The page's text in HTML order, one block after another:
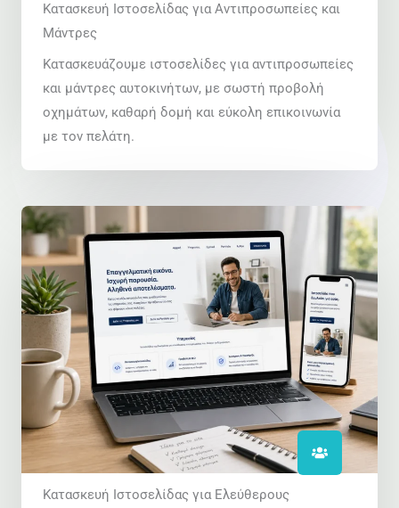
Κατασκευή Ιστοσελίδας για Αντιπροσωπείες και
Μάντρες
Κατασκευάζουμε ιστοσελίδες για αντιπροσωπείες
και μάντρες αυτοκινήτων, με σωστή προβολή
οχημάτων, καθαρή δομή και εύκολη επικοινωνία
με τον πελάτη.
Κατασκευή Ιστοσελίδας για Ελεύθερους